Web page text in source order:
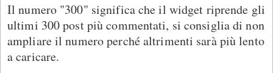
Il numero "300" significa che il widget riprende gli
ultimi 300 post più commentati, si consiglia di non
ampliare il numero perché altrimenti sarà più lento
a caricare.